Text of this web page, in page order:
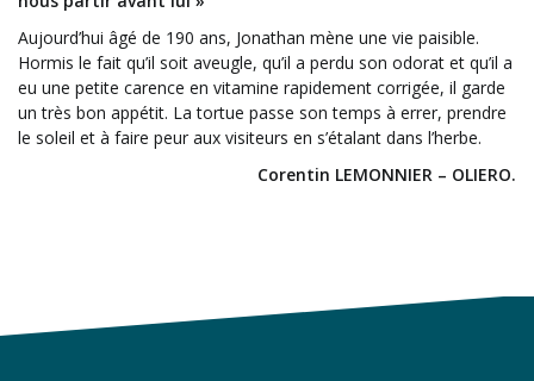
Aujourd’hui âgé de 190 ans, Jonathan mène une vie paisible.
Hormis le fait qu’il soit aveugle, qu’il a perdu son odorat et qu’il a
eu une petite carence en vitamine rapidement corrigée, il garde
un très bon appétit. La tortue passe son temps à errer, prendre
le soleil et à faire peur aux visiteurs en s’étalant dans l’herbe.
Corentin LEMONNIER – OLIERO.